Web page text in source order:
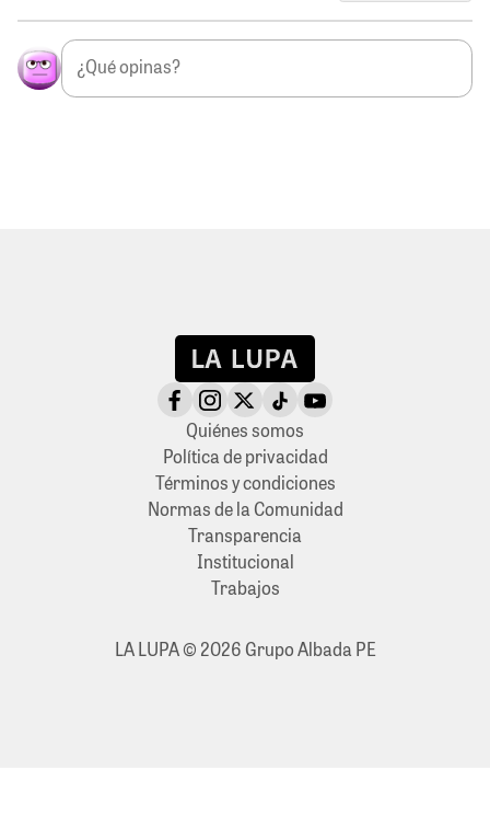
Quiénes somos
Política de privacidad
Términos y condiciones
Normas de la Comunidad
Transparencia
Institucional
Trabajos
LA LUPA © 2026 Grupo Albada PE